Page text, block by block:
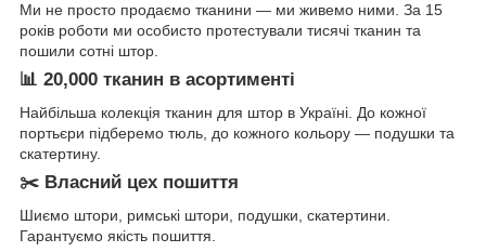
Ми не просто продаємо тканини — ми живемо ними. За 15
років роботи ми особисто протестували тисячі тканин та
пошили сотні штор.
📊 20,000 тканин в асортименті
Найбільша колекція тканин для штор в Україні. До кожної
портьєри підберемо тюль, до кожного кольору — подушки та
скатертину.
✂️ Власний цех пошиття
Шиємо штори, римські штори, подушки, скатертини.
Гарантуємо якість пошиття.